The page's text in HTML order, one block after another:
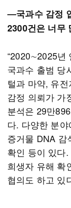
―국과수 감정
2300건은 너무
“2020∼2025년
국과수 출범 당
털과 마약, 유
감정 의뢰가 가
분석은 29만
다. 다양한 분
증거물 DNA 감
확인 등이 있다
희생자 유해 확
협의도 하고 있